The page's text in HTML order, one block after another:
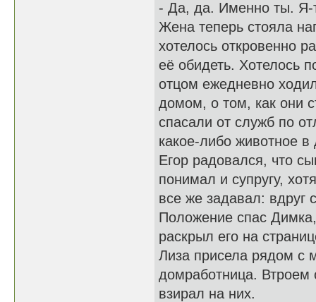
- Да, да. Именно ты.
Жена теперь стояла
хотелось откровенно
её обидеть. Хотелось
отцом ежедневно
домом, о том, как они
спасали от служб по
какое-либо животное
Егор радовался, что
понимал и супругу,
все же задавал: вдруг
Положение спас
раскрыл его на
Лиза присела рядом с
домработница. Втроем
взирал на них.